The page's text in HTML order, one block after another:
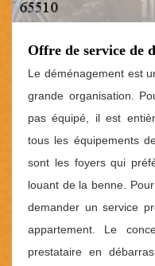
Offre de service de
Le déménagement est
grande organisation.
pas équipé, il est
tous les équipements
sont les foyers qui
louant de la benne.
demander un service
appartement. Le
prestataire en